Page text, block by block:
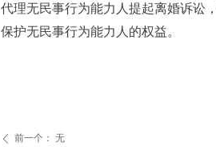
代理无民事行为能力人提起离婚诉讼
保护无民事行为能力人的权益。
ꄴ 前一个： 无